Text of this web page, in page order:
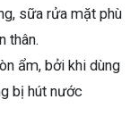
sữa rửa mặt phù
thân.
ẩm, bởi khi dùng
bị hút nước